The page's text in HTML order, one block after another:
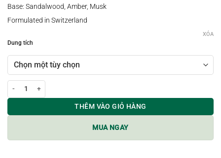
Base: Sandalwood, Amber, Musk
Formulated in Switzerland
Dung tích
XÓA
Xịt thơm vải / phòng hương EMPEROR WOOD số lượng
THÊM VÀO GIỎ HÀNG
MUA NGAY